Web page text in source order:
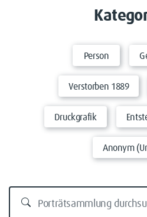
Person
Verstorben 1889
Druckgrafik
Anonym